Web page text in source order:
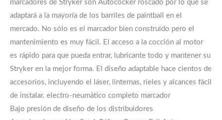
marcadores de Stryker son Autococker roscado por lo que se
adaptará a la mayoría de los barriles de paintball en el
mercado. No sólo es el marcador bien construido pero el
mantenimiento es muy fácil. El acceso a la cocción al motor
es rápido para que pueda entrar, lubricante todo y mantener su
Stryker en la mejor forma. El diseño adaptable hace cientos de
accesorios, incluyendo el láser, linternas, rieles y alcances fácil
de instalar. electro-neumático completo marcador
Bajo presión de diseño de los distribuidores